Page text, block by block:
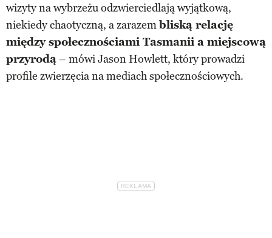
wizyty na wybrzeżu odzwierciedlają wyjątkową,
niekiedy chaotyczną, a zarazembliską relację
między społecznościami Tasmanii a miejscową
przyrodą– mówi Jason Howlett, który prowadzi
profile zwierzęcia na mediach społecznościowych.